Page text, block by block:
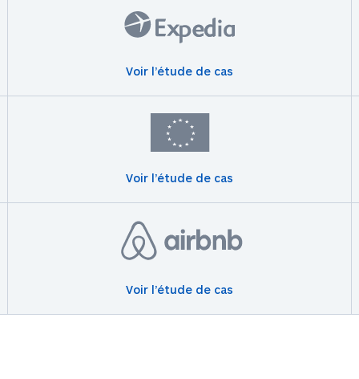
Voir l’étude de cas
Voir l’étude de cas
Voir l’étude de cas